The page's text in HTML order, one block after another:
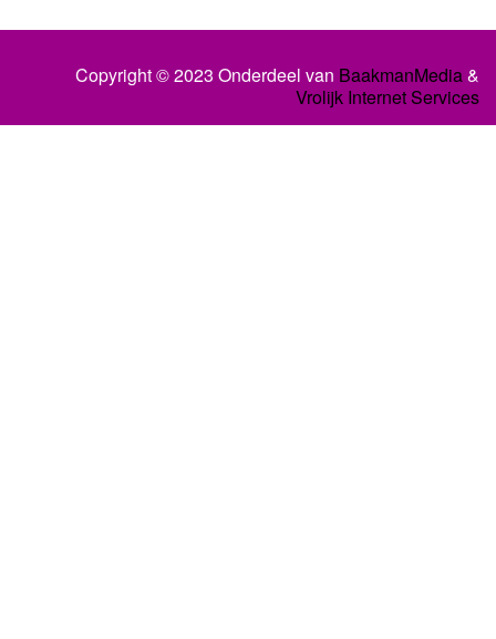
Copyright © 2023 Onderdeel van BaakmanMedia&
Vrolijk Internet Services